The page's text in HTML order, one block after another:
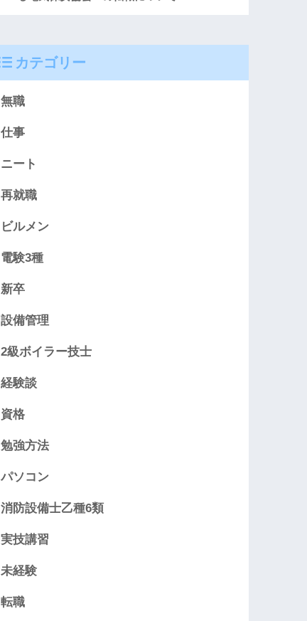
カテゴリー
無職
仕事
ニート
再就職
ビルメン
電験3種
新卒
設備管理
2級ボイラー技士
経験談
資格
勉強方法
パソコン
消防設備士乙種6類
実技講習
未経験
転職